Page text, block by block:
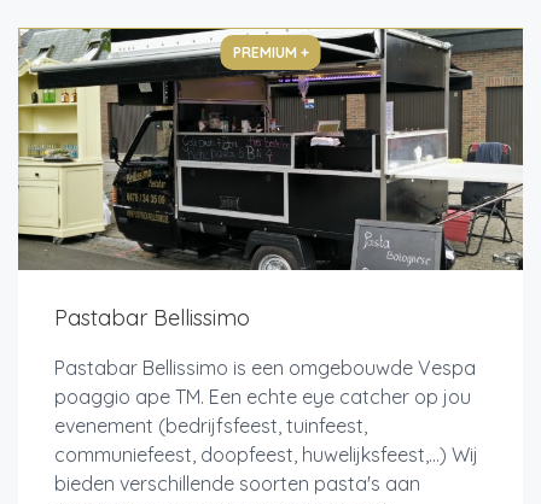
PREMIUM +
Pastabar Bellissimo
Pastabar Bellissimo is een omgebouwde Vespa
poaggio ape TM. Een echte eye catcher op jou
evenement (bedrijfsfeest, tuinfeest,
communiefeest, doopfeest, huwelijksfeest,...) Wij
bieden verschillende soorten pasta's aan